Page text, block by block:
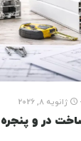
ژانویه 8, 2026
در و